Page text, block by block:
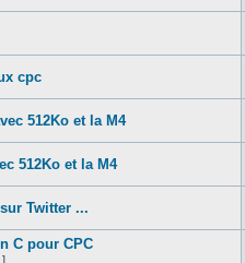
cpc
512Ko et la M4
512Ko et la M4
Twitter ...
C pour CPC
]